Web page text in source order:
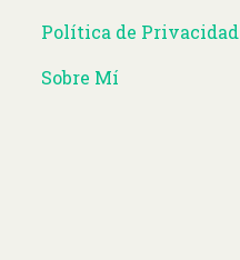
Política de Privacidad
Sobre Mí